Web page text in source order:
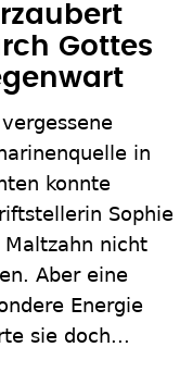
Gottes
in
konnte
Sophie
Maltzahn nicht
Aber eine
Energie
sie doch...